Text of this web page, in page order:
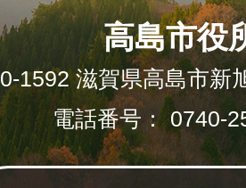
高島市役
1592 滋賀県高島市新
電話番号： 0740-